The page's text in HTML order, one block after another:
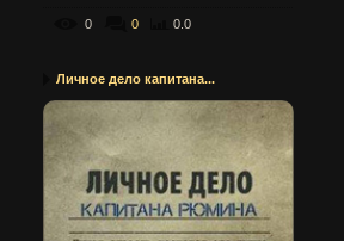
0 0 0.0
Личное дело капитана...